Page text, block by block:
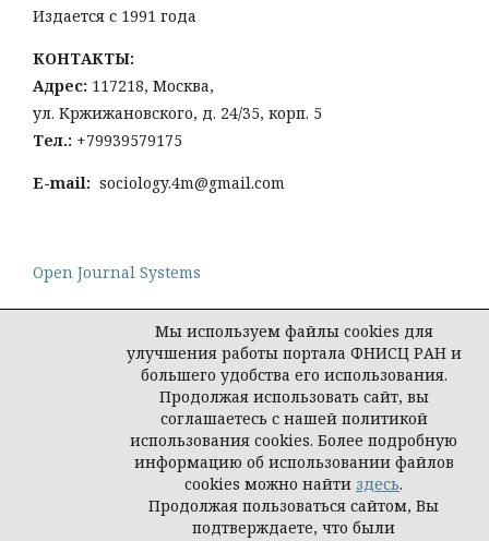
Издается с 1991 года
КОНТАКТЫ:
Адрес: 117218, Москва,
ул. Кржижановского, д. 24/35, корп. 5
Тел.: +79939579175
E-mail: sociology.4m@gmail.com
Open Journal Systems
Политика конфиденциальности персональных
© Социология: методология, методы,
математическое моделирование
Мы используем файлы cookies для
улучшения работы портала ФНИСЦ РАН и
большего удобства его использования.
Продолжая использовать сайт, вы
соглашаетесь с нашей политикой
использования cookies. Более подробную
информацию об использовании файлов
cookies можно найти здесь.
Продолжая пользоваться сайтом, Вы
подтверждаете, что были